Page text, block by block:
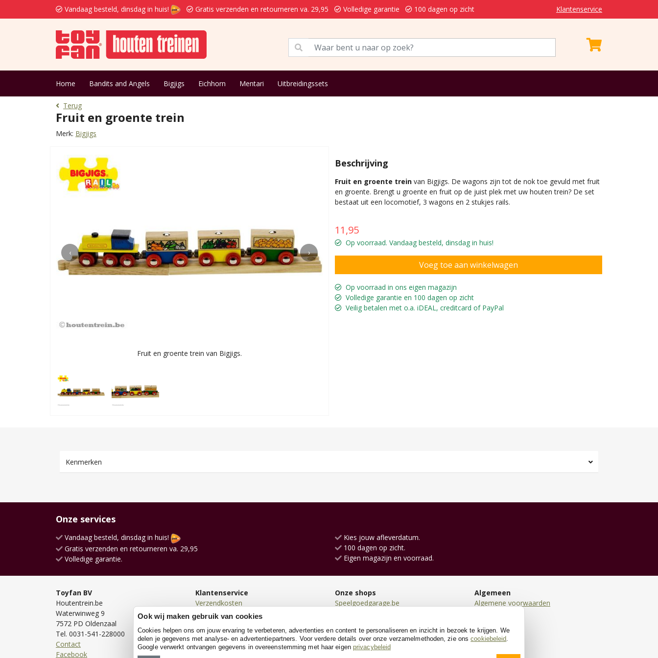
Vandaag besteld, dinsdag in huis! Gratis verzenden en retourneren va. 29,95 Volledige garantie 100 dagen op zicht Klantenservice
Home Bandits and Angels Bigjigs Eichhorn Mentari Uitbreidingssets
Terug
Fruit en groente trein
Merk: Bigjigs
‹ ›
Fruit en groente trein van Bigjigs.
Beschrijving
Fruit en groente trein van Bigjigs. De wagons zijn tot de nok toe gevuld met fruit
en groente. Brengt u groente en fruit op de juist plek met uw houten trein? De set
bestaat uit een locomotief, 3 wagons en 2 stukjes rails.
11,95
Op voorraad. Vandaag besteld, dinsdag in huis!
Op voorraad in ons eigen magazijn
Volledige garantie en 100 dagen op zicht
Veilig betalen met o.a. iDEAL, creditcard of PayPal
Kenmerken
Onze services
Vandaag besteld, dinsdag in huis!
Gratis verzenden en retourneren va. 29,95
Volledige garantie.
Kies jouw afleverdatum.
100 dagen op zicht.
Eigen magazijn en voorraad.
Toyfan BV
Houtentrein.be
Waterwinweg 9
7572 PD Oldenzaal
Tel. 0031-541-228000
Contact
Facebook
Klantenservice
Verzendkosten
Bezorgen
Betalen
Retourneren
Onze shops
Speelgoedgarage.be
Loopfiets.be
Loopauto.be
Algemeen
Algemene voorwaarden
Cookies
Ook wij maken gebruik van cookies
Cookies helpen ons om jouw ervaring te verbeteren, advertenties en content te personaliseren en inzicht in bezoek te krijgen. We
delen je gegevens met analyse- en advertentiepartners. Voor verdere details over onze verzamelmethoden, zie onscookiebeleid
Google verwerkt ontvangen gegevens in overeenstemming met haar eigen privacybeleid